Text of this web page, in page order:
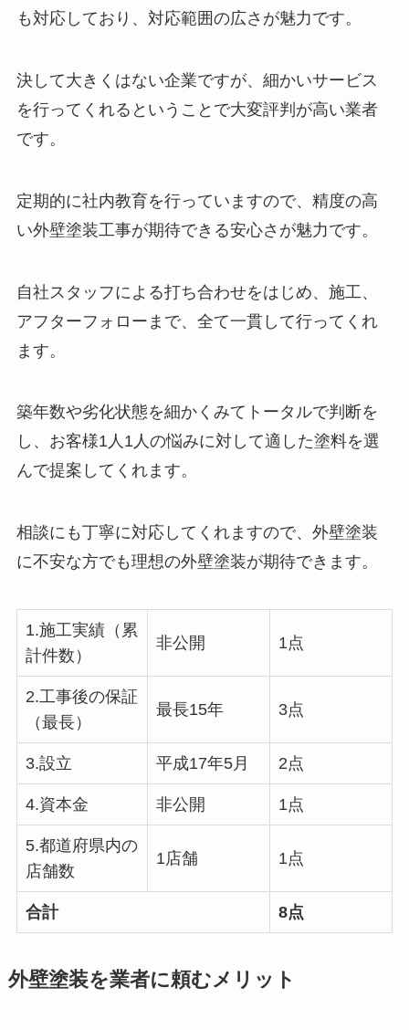
も対応しており、対応範囲の広さが魅力です。
決して大きくはない企業ですが、細かいサービス
を行ってくれるということで大変評判が高い業者
です。
定期的に社内教育を行っていますので、精度の高
い外壁塗装工事が期待できる安心さが魅力です。
自社スタッフによる打ち合わせをはじめ、施工、
アフターフォローまで、全て一貫して行ってくれ
ます。
築年数や劣化状態を細かくみてトータルで判断を
し、お客様1人1人の悩みに対して適した塗料を選
んで提案してくれます。
相談にも丁寧に対応してくれますので、外壁塗装
に不安な方でも理想の外壁塗装が期待できます。
1.施工実績（累
計件数）
非公開 1点
2.工事後の保証
（最長）
最長15年 3点
3.設立 平成17年5月 2点
4.資本金 非公開 1点
5.都道府県内の
店舗数
1店舗 1点
合計 8点
外壁塗装を業者に頼むメリット